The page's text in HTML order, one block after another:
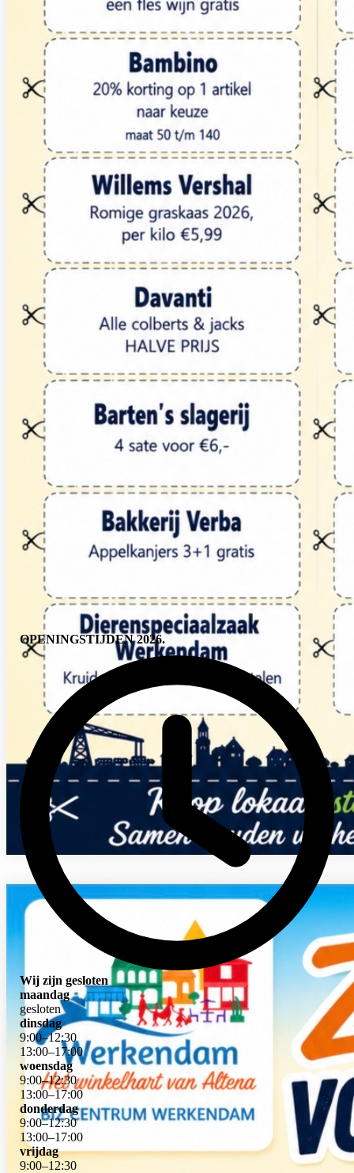
IMG_1375
OPENINGSTIJDEN 2026.
Wij zijn gesloten
maandag
gesloten
dinsdag
9:00–12:30
13:00–17:00
woensdag
9:00–12:30
13:00–17:00
donderdag
9:00–12:30
13:00–17:00
vrijdag
9:00–12:30